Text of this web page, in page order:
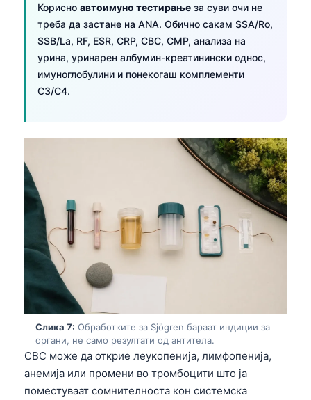
Корисно автоимуно тестирање за суви очи не
треба да застане на ANA. Обично сакам SSA/Ro,
SSB/La, RF, ESR, CRP, CBC, CMP, анализа на
урина, уринарен албумин-креатинински однос,
имуноглобулини и понекогаш комплементи
C3/C4.
Слика 7: Обработките за Sjögren бараат индиции за
органи, не само резултати од антитела.
CBC може да открие леукопенија, лимфопенија,
анемија или промени во тромбоцити што ја
поместуваат сомнителноста кон системска
Dansk
Nederlands
हिन्दी
Հայերեն
Íslenska
Српски језик
Svenska
Bosanski
ქართული
Русский
Lietuvių kalba
Polski